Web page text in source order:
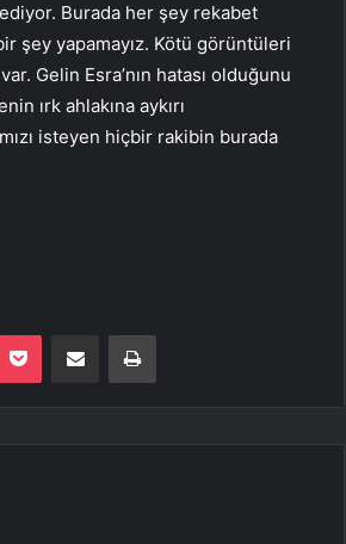
Burada her şey rekabet
şey yapamayız. Kötü görüntüleri
Gelin Esra’nın hatası olduğunu
ırk ahlakına aykırı
isteyen hiçbir rakibin burada
Pocket E-Posta ile paylaş Yazdır